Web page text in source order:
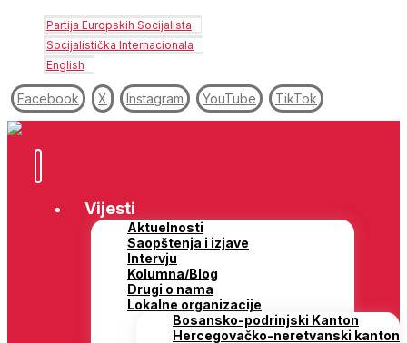
Partija Europskih Socijalista
Socijalistička Internacionala
English
Facebook X Instagram YouTube TikTok
Vijesti
Aktuelnosti
Saopštenja i izjave
Intervju
Kolumna/Blog
Drugi o nama
Lokalne organizacije
Bosansko-podrinjski Kanton
Hercegovačko-neretvanski kanton